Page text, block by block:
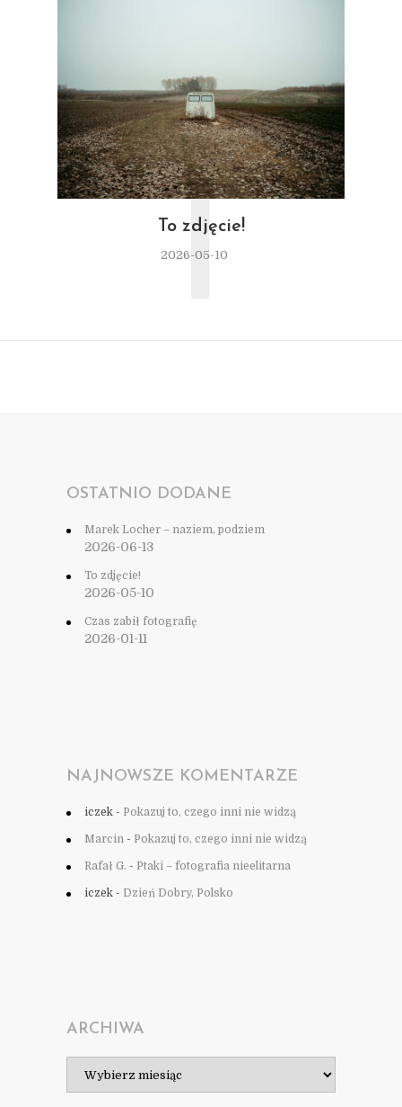
To zdjęcie!
2026-05-10
T
OSTATNIO DODANE
Marek Locher – naziem, podziem
2026-06-13
To zdjęcie!
2026-05-10
Czas zabił fotografię
2026-01-11
NAJNOWSZE KOMENTARZE
iczek - Pokazuj to, czego inni nie widzą
Marcin - Pokazuj to, czego inni nie widzą
Rafał G. - Ptaki – fotografia nieelitarna
iczek - Dzień Dobry, Polsko
ARCHIWA